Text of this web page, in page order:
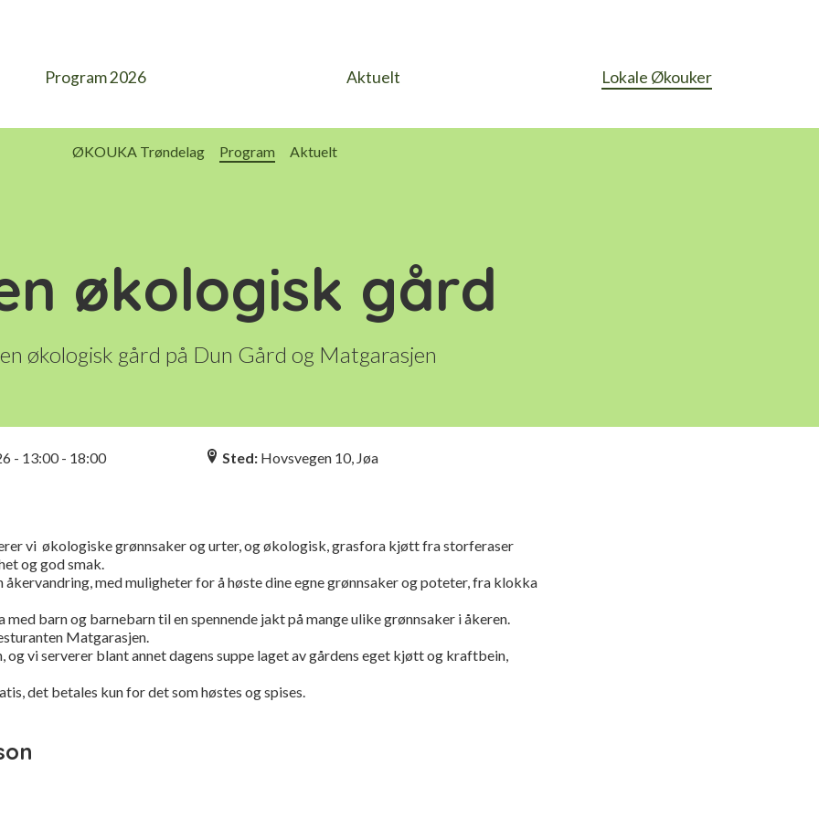
Program 2026 Aktuelt Lokale Økouker
ØKOUKA Trøndelag Program Aktuelt
økologisk gård
økologisk gård på Dun Gård og Matgarasjen
- 13:00 - 18:00 Sted: Hovsvegen 10, Jøa
vi økologiske grønnsaker og urter, og økologisk, grasfora kjøtt fra storferaser
og god smak.
med muligheter for å høste dine egne grønnsaker og poteter, fra klokka
med barn og barnebarn til en spennende jakt på mange ulike grønnsaker i åkeren.
Matgarasjen.
og vi serverer blant annet dagens suppe laget av gårdens eget kjøtt og kraftbein,
det betales kun for det som høstes og spises.